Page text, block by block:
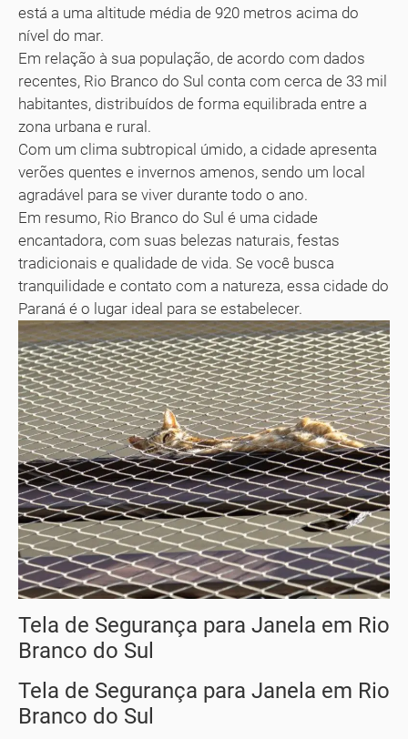
está a uma altitude média de 920 metros acima do
nível do mar.
Em relação à sua população, de acordo com dados
recentes, Rio Branco do Sul conta com cerca de 33 mil
habitantes, distribuídos de forma equilibrada entre a
zona urbana e rural.
Com um clima subtropical úmido, a cidade apresenta
verões quentes e invernos amenos, sendo um local
agradável para se viver durante todo o ano.
Em resumo, Rio Branco do Sul é uma cidade
encantadora, com suas belezas naturais, festas
tradicionais e qualidade de vida. Se você busca
tranquilidade e contato com a natureza, essa cidade do
Paraná é o lugar ideal para se estabelecer.
Tela de Segurança para Janela em Rio
Branco do Sul
Tela de Segurança para Janela em Rio
Branco do Sul